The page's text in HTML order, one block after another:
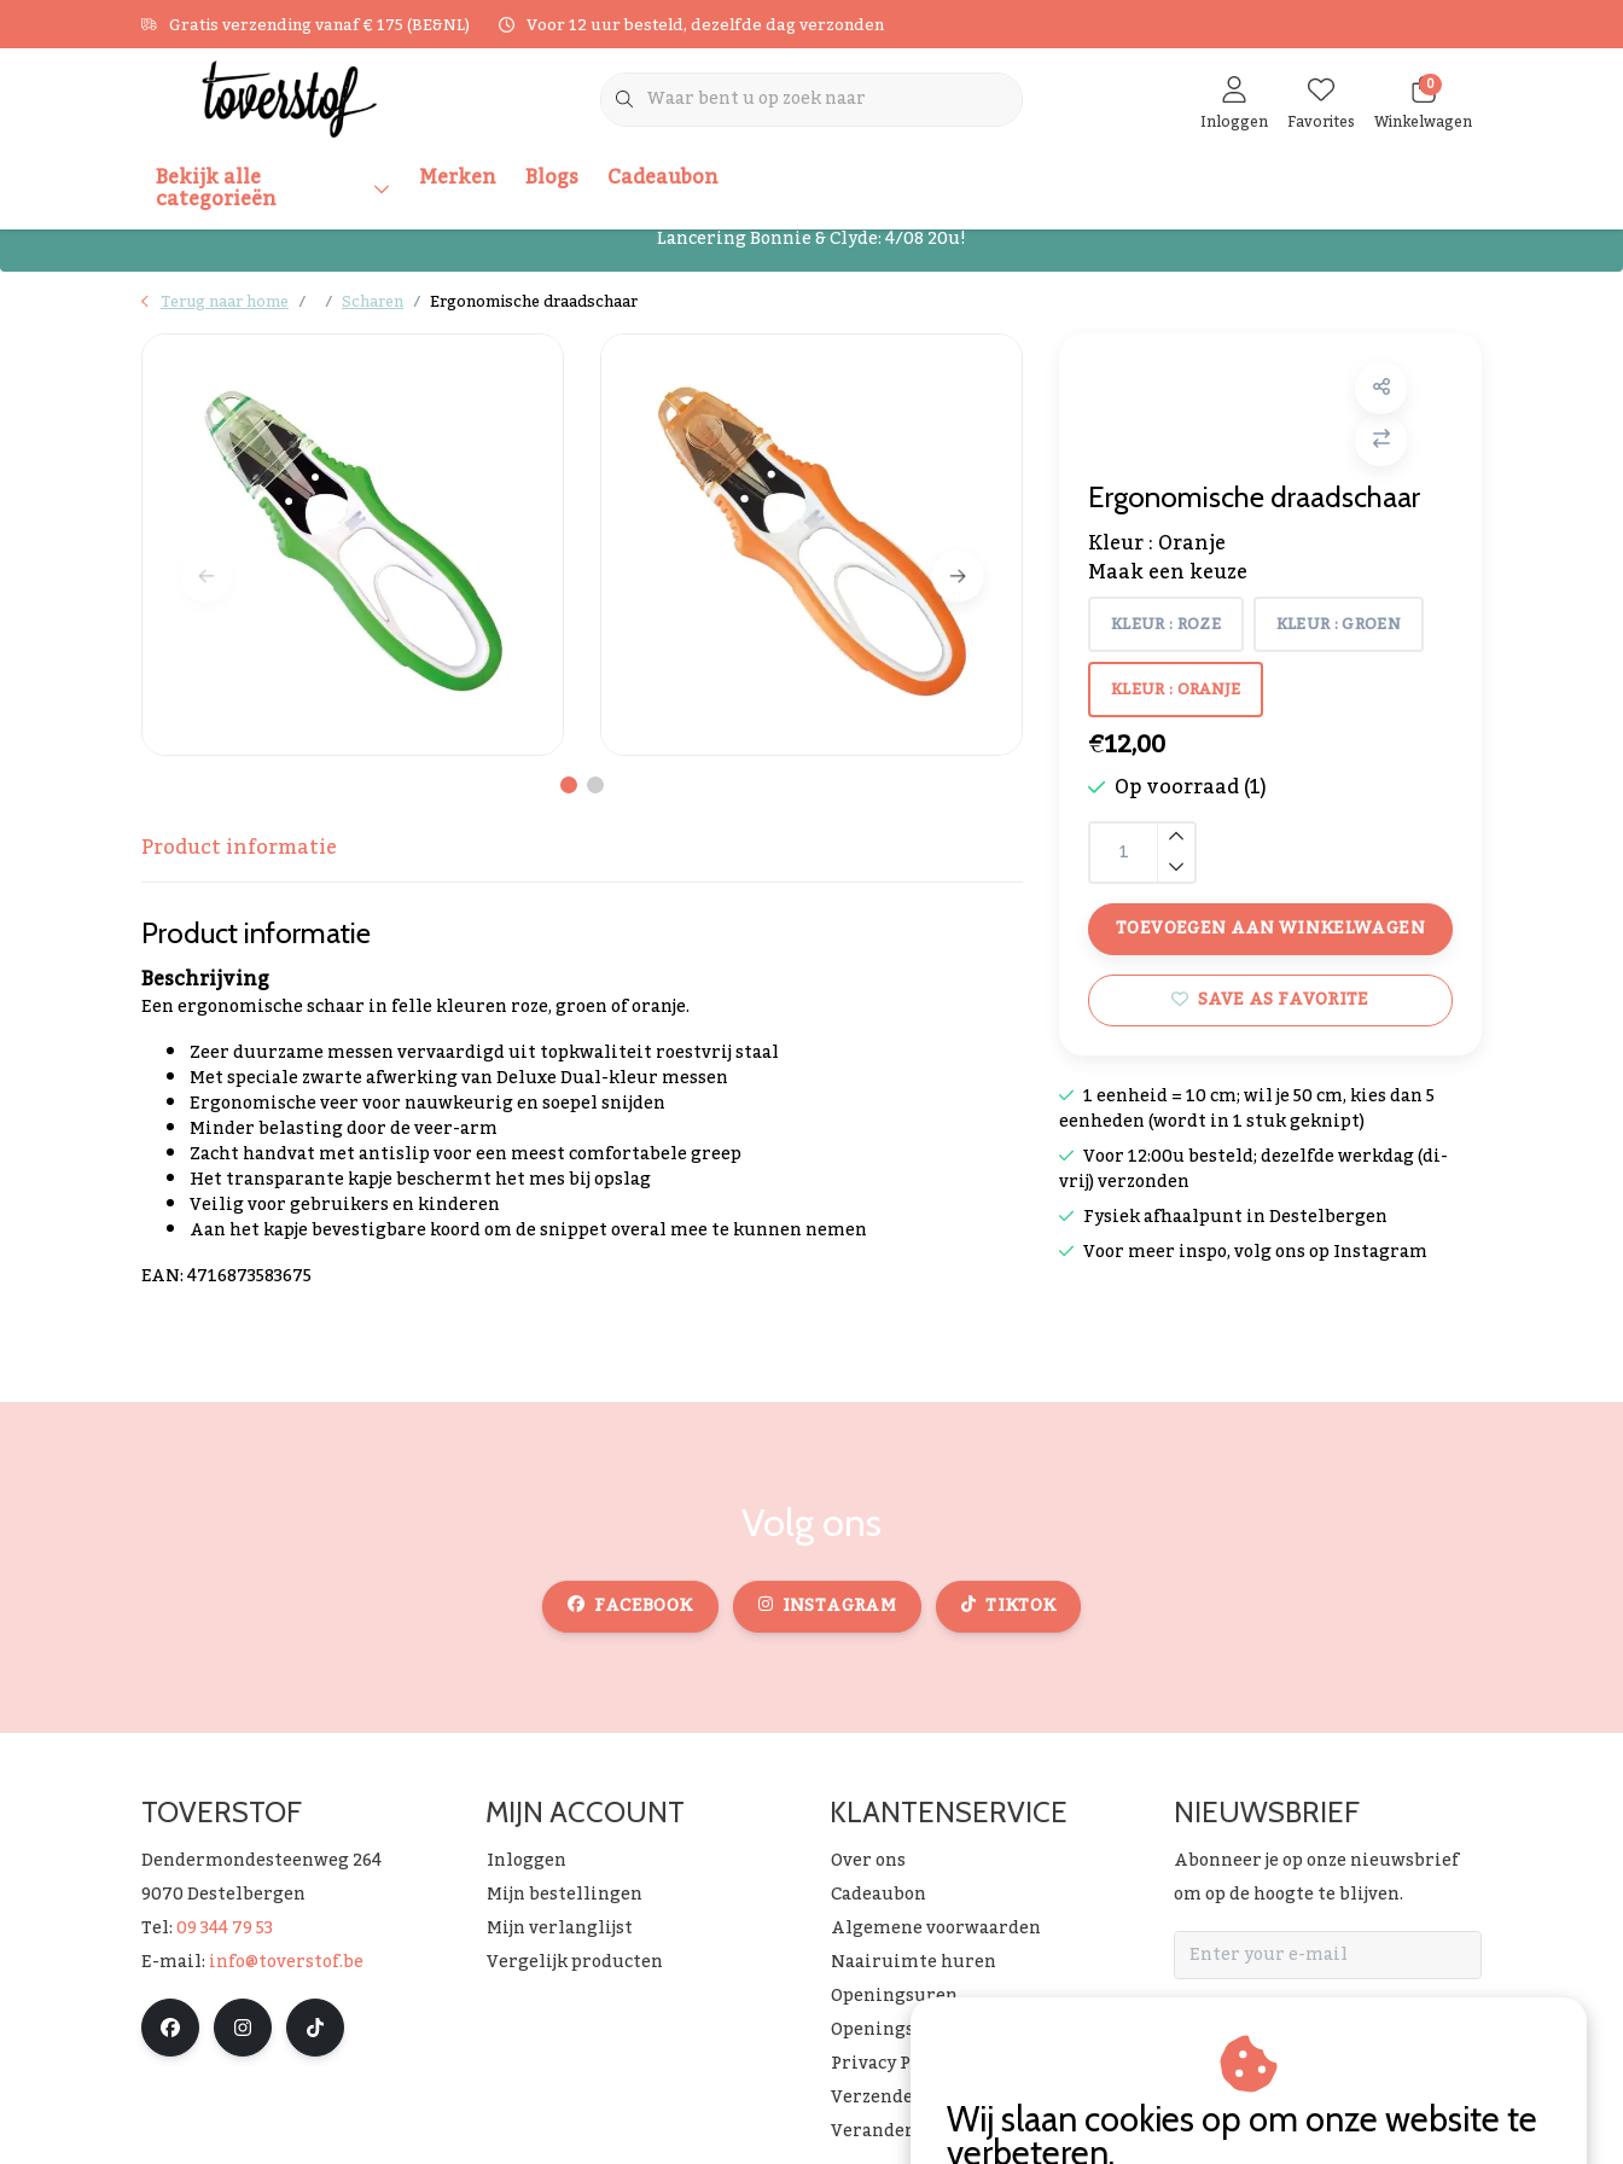
Gratis verzending vanaf € 175 (BE&NL) Voor 12 uur besteld, dezelfde dag verzonden
Inloggen Favorites
0
Winkelwagen
Bekijk alle
categorieën
Merken Blogs Cadeaubon
Lancering Bonnie & Clyde: 4/08 20u!
Terug naar home Scharen Ergonomische draadschaar
Ergonomische draadschaar
Kleur : Oranje
Maak een keuze
KLEUR : ROZE KLEUR : GROEN
KLEUR : ORANJE
€12,00
Op voorraad (1)
TOEVOEGEN AAN WINKELWAGEN
SAVE AS FAVORITE
1 eenheid = 10 cm; wil je 50 cm, kies dan 5
eenheden (wordt in 1 stuk geknipt)
Voor 12:00u besteld; dezelfde werkdag (di-
vrij) verzonden
Fysiek afhaalpunt in Destelbergen
Voor meer inspo, volg ons op Instagram
Product informatie
Product informatie
Beschrijving
Een ergonomische schaar in felle kleuren roze, groen of oranje.
Zeer duurzame messen vervaardigd uit topkwaliteit roestvrij staal
Met speciale zwarte afwerking van Deluxe Dual-kleur messen
Ergonomische veer voor nauwkeurig en soepel snijden
Minder belasting door de veer-arm
Zacht handvat met antislip voor een meest comfortabele greep
Het transparante kapje beschermt het mes bij opslag
Veilig voor gebruikers en kinderen
Aan het kapje bevestigbare koord om de snippet overal mee te kunnen nemen
EAN: 4716873583675
Volg ons
FACEBOOK INSTAGRAM TIKTOK
TOVERSTOF
Dendermondesteenweg 264
9070 Destelbergen
Tel:09 344 79 53
E-mail:info@toverstof.be
MIJN ACCOUNT
Inloggen
Mijn bestellingen
Mijn verlanglijst
Vergelijk producten
KLANTENSERVICE
Over ons
Cadeaubon
Algemene voorwaarden
Naairuimte huren
Openingsuren
Openingsuren & verlof
Privacy Policy
Verzenden & ophalen
Verandering Toverstof FAQ
NIEUWSBRIEF
Abonneer je op onze nieuwsbrief
om op de hoogte te blijven.
Wij slaan cookies op om onze website te
verbeteren.